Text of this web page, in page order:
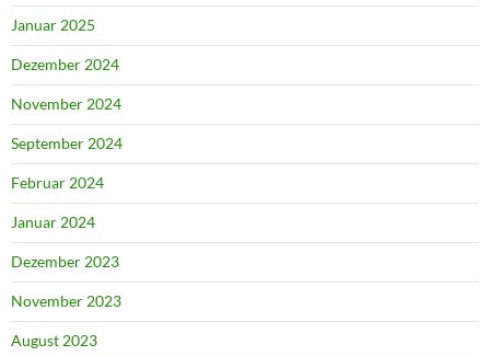
Januar 2025
Dezember 2024
November 2024
September 2024
Februar 2024
Januar 2024
Dezember 2023
November 2023
August 2023